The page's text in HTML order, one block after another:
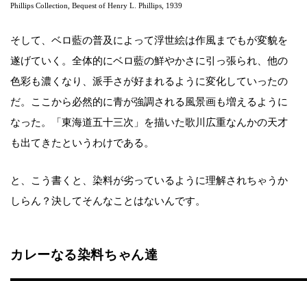
Phillips Collection, Bequest of Henry L. Phillips, 1939
そして、ベロ藍の普及によって浮世絵は作風までもが変貌を
遂げていく。全体的にベロ藍の鮮やかさに引っ張られ、他の
色彩も濃くなり、派手さが好まれるように変化していったの
だ。ここから必然的に青が強調される風景画も増えるように
なった。「東海道五十三次」を描いた歌川広重なんかの天才
も出てきたというわけである。
と、こう書くと、染料が劣っているように理解されちゃうか
しらん？決してそんなことはないんです。
カレーなる染料ちゃん達